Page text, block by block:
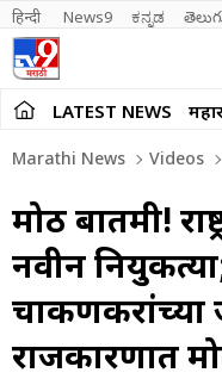
हिन्दी News9 ಕನ್ನಡ
LATEST NEWS
Marathi News Videos
मोठी बातमी!
नवीन
चाकणकरांच्या
राजकारणात